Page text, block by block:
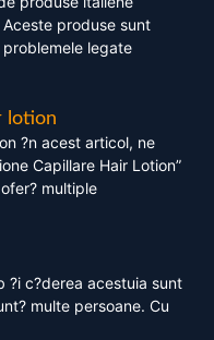
produse sunt
legate
lotion
?n acest articol, ne
Capillare Hair Lotion”
multiple
?i c?derea acestuia sunt
multe persoane. Cu